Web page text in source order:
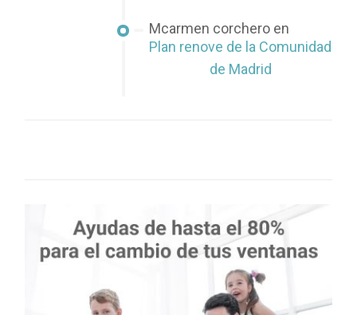
Mcarmen corchero en
Plan renove de la Comunidad
de Madrid